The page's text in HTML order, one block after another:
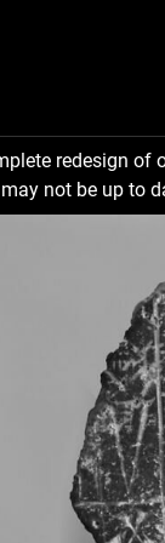
redesign
not be up to